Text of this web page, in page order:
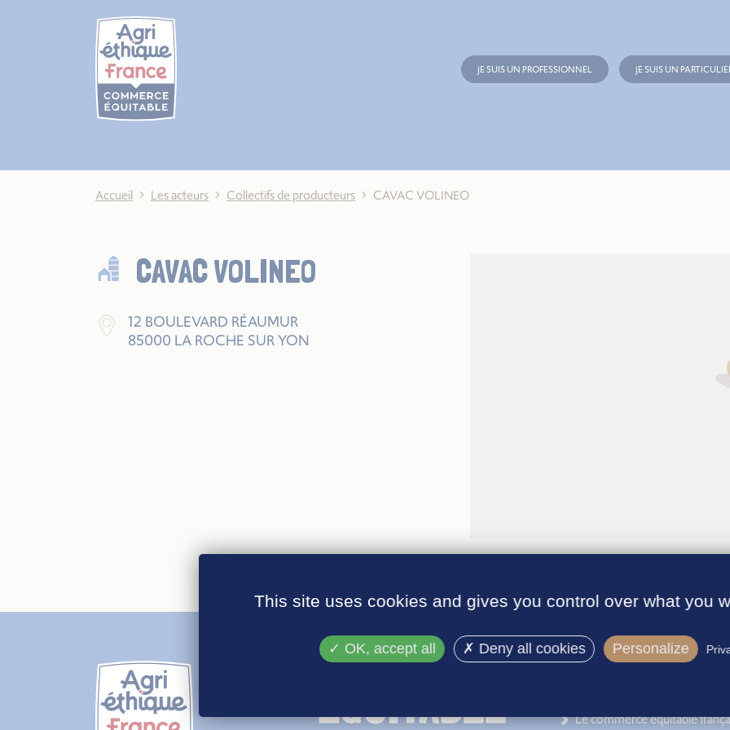
JE SUIS UN PROFESSIONNEL JE SUIS UN
Accueil Les acteurs Collectifs de producteurs CAVAC VOLINEO
CAVAC VOLINEO
12 BOULEVARD RÉAUMUR
85000 LA ROCHE SUR YON
Le commerce équitable
This site uses cookies and gives you control over what you
OK, accept all Deny all cookies Personalize